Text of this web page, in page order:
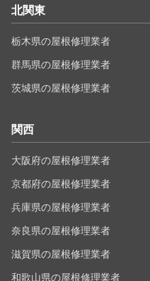
北関東
栃木県の屋根修理業者
群馬県の屋根修理業者
茨城県の屋根修理業者
関西
大阪府の屋根修理業者
京都府の屋根修理業者
兵庫県の屋根修理業者
奈良県の屋根修理業者
滋賀県の屋根修理業者
和歌山県の屋根修理業者